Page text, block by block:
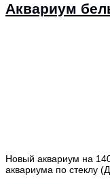
Аквариум
Новый аквариум на
аквариума по стеклу